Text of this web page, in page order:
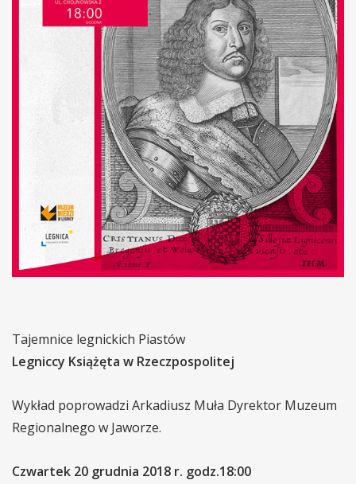
Tajemnice legnickich Piastów
Legniccy Książęta w Rzeczpospolitej
Wykład poprowadzi Arkadiusz Muła Dyrektor Muzeum
Regionalnego w Jaworze.
Czwartek 20 grudnia 2018 r. godz.18:00